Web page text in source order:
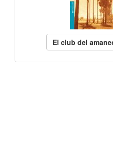
El club del